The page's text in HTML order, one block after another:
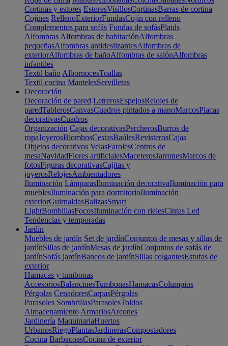
Cortinas y estores EstoresVisillosCortinasBarras de cortina
Cojines RellenoExteriorFundasCojín con relleno
Complementos para sofás Fundas de sofásPlaids
Alfombras Alfombras de habitaciónAlfombras
pequeñasAlfombras antideslizantesAlfombras de
exteriorAlfombras de bañoAlfombras de salónAlfombras
infantiles
Textil baño AlbornocesToallas
Textil cocina MantelesServilletas
Decoración
Decoración de pared LetrerosEspejosRelojes de
paredTablerosCanvasCuadros pintados a manoMarcosPlacas
decorativasCuadros
Organización Cajas decorativasPercherosBurros de
ropaJoyerosBiombosCestasBaúlesRevisterosCajas
Objetos decorativos VelasFarolesCentros de
mesaNavidadFlores artificialesMaceterosJarronesMarcos de
fotosFiguras decorativasCajitas y
joyerosRelojesAmbientadores
Iluminación LámparasIluminación decorativaIluminación para
mueblesIluminación para dormitorioIluminación
exteriorGuirnaldasBalizasSmart
LightBombillasFocosIluminación con rielesCintas Led
Tendencias y temporadas
Jardín
Muebles de jardín Set de jardínConjuntos de mesas y sillas de
jardínSillas de jardínMesas de jardínConjuntos de sofás de
jardínSofás jardínBancos de jardínSillas colgantesEstufas de
exterior
Hamacas y tumbonas
AccesoriosBalancinesTumbonasHamacasColumpios
Pérgolas CenadoresCarpasPérgolas
Parasoles SombrillasParasolesToldos
Almacenamiento ArmariosArcones
Jardinería MaquinariaHuertos
UrbanosRiegoPlantasJardinerasCompostadores
Cocina BarbacoasCocina de exterior